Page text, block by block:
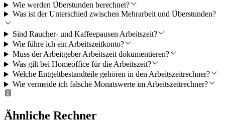
Wie werden Überstunden berechnet?
Was ist der Unterschied zwischen Mehrarbeit und Überstunden?
Sind Raucher- und Kaffeepausen Arbeitszeit?
Wie führe ich ein Arbeitszeitkonto?
Muss der Arbeitgeber Arbeitszeit dokumentieren?
Was gilt bei Homeoffice für die Arbeitszeit?
Welche Entgeltbestandteile gehören in den Arbeitszeitrechner?
Wie vermeide ich falsche Monatswerte im Arbeitszeitrechner?
Ähnliche Rechner